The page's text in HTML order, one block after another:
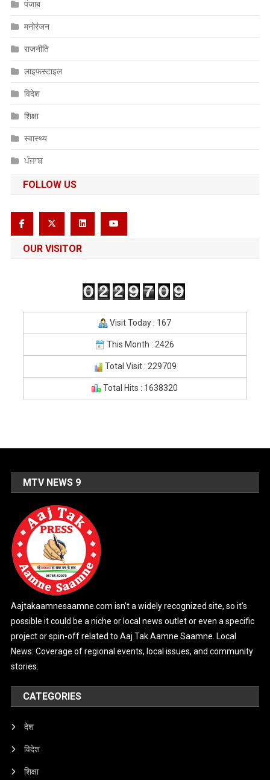
पंजाब
मनोरंजन
राजनीति
लाइफस्टाइल
विदेश
शिक्षा
स्वास्थ्य
ਪੰਜਾਬ
FOLLOW US
OUR VISITOR
Visit Today : 167
This Month : 2426
Total Visit : 229709
Total Hits : 1638320
MTV NEWS 9
Aajtakaamnesaamne.com isn’t a widely recognized site, so it’s
possible it could be a niche or local news outlet or even a specific
project or spin-off related to Aaj Tak Aamne Saamne. Local
News: Coverage of regional events, local issues, and community
stories.
CATEGORIES
देश
विदेश
शिक्षा